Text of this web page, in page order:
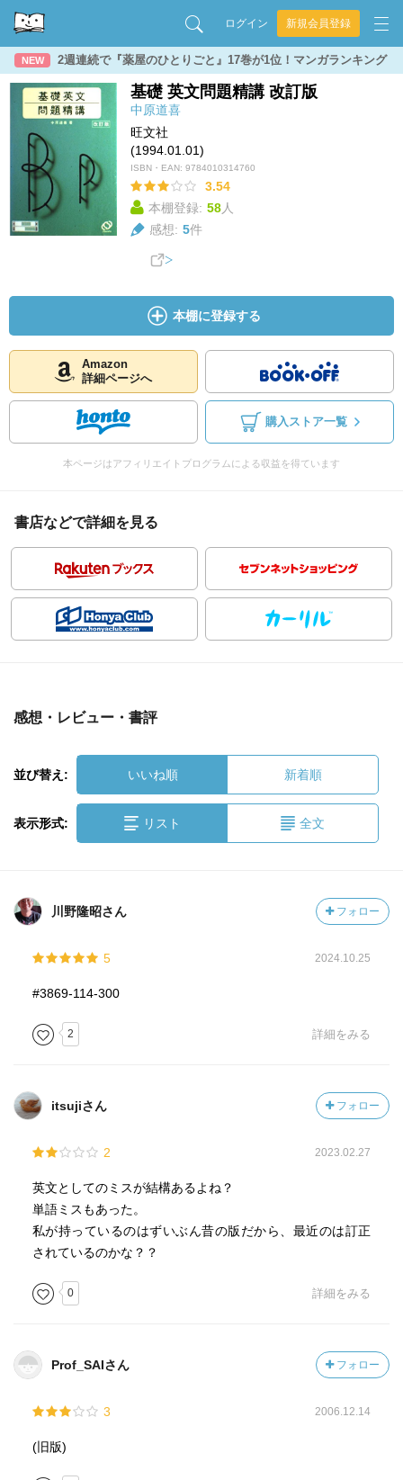
ログイン 新規会員登録
NEW 2週連続で『薬屋のひとりごと』17巻が1位！マンガランキング
基礎 英文問題精講 改訂版
中原道喜
旺文社
(1994.01.01)
ISBN・EAN: 9784010314760
3.54
本棚登録: 58人
感想: 5件
本棚に登録する
Amazon
詳細ページへ
購入ストア一覧
本ページはアフィリエイトプログラムによる収益を得ています
書店などで詳細を見る
感想・レビュー・書評
並び替え: いいね順 新着順
表示形式: リスト 全文
川野隆昭さん フォロー
5 2024.10.25
#3869-114-300
2 詳細をみる
itsujiさん フォロー
2 2023.02.27
英文としてのミスが結構あるよね？
単語ミスもあった。
私が持っているのはずいぶん昔の版だから、最近のは訂正
されているのかな？？
0 詳細をみる
Prof_SAIさん フォロー
3 2006.12.14
(旧版)